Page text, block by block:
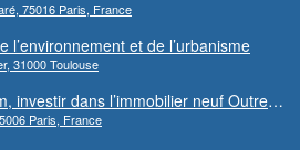
financières
75016 Paris, France
l’environnement et de l’urbanisme
31000 Toulouse
investir dans l’immobilier neuf Outre-
Paris, France